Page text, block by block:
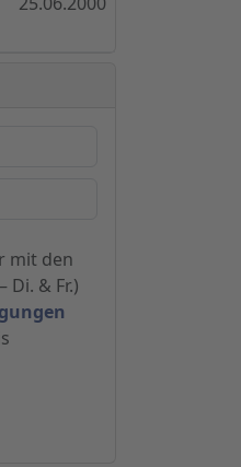
mit den
& Fr.)